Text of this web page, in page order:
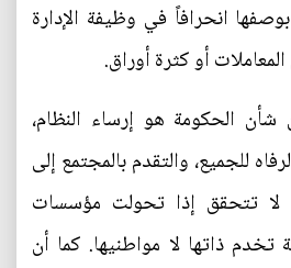
انحرافاً في وظيفة الإدارة
أو كثرة أوراق.
شأن الحكومة هو إرساء النظام،
للجميع، والتقدم بالمجتمع إلى
لا تتحقق إذا تحولت مؤسسات
تخدم ذاتها لا مواطنيها. كما أن